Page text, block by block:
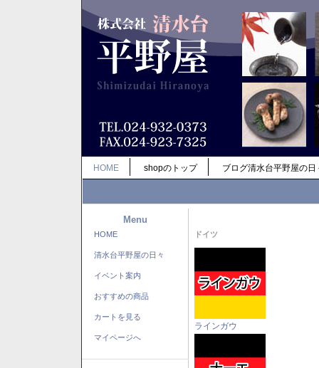
HOME shopのトップ ブログ清水台平野屋の日
Menu
HOME
清水台平野屋の日々
イベント案内
おすすめの商品
カートを見る
マイページへ
ドイツ
ラインガウ